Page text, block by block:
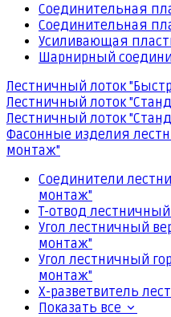
Соединительная
Соединительная
Усиливающая
Шарнирный
Лестничный лоток
Лестничный лоток
Лестничный лоток
Фасонные изделия
монтаж"
Соединители
монтаж"
Т-отвод
Угол лестничный
монтаж"
Угол лестничный
монтаж"
Х-разветвитель
Показать все